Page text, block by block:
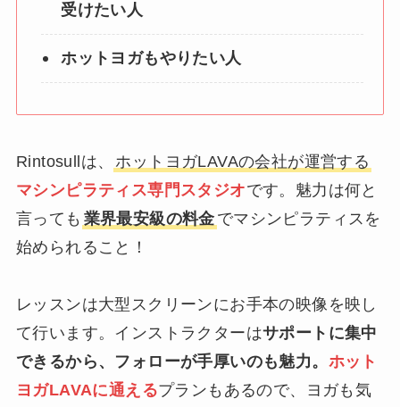
受けたい人
ホットヨガもやりたい人
Rintosullは、
ホットヨガLAVAの会社が運営する
マシンピラティス専門スタジオです。魅力は何と
言っても 業界最安級の料金 でマシンピラティスを
始められること！
レッスンは大型スクリーンにお手本の映像を映し
て行います。インストラクターはサポートに集中
できるから、フォローが手厚いのも魅力。 ホット
ヨガLAVAに通えるプランもあるので、ヨガも気